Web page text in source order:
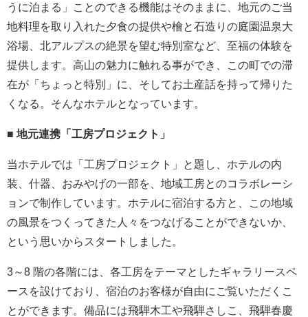
うに泊まる」ことのできる機能はそのままに、地元のご当
地料理を取り入れた夕食の提供や檜と石造りの庭園温泉大
浴場、北アルプスの絶景を望む特別室など、至福の体験を
提供します。高山の魅力に触れる事ができ、この町での滞
在が「ちょっと特別」に、そしてお土産話を持って帰りた
くなる。そんなホテルとなっています。
■ 地元連携「工房プロジェクト」
当ホテルでは「工房プロジェクト」と題し、ホテルの内
装、什器、おみやげの一部を、地域工房とのコラボレーシ
ョンで制作しています。ホテルに宿泊する方と、この地域
の風景をつくってきた人々をつなげることができないか、
という思いからスタートしました。
3～8 階の各階には、各工房をテーマとしたギャラリースペ
ースを設けており、宿泊のお客様が自由にご覧いただくこ
とができます。備品には飛騨木工や飛騨さしこ、飛騨春慶